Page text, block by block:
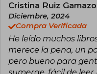
Cristina Ruiz Gamazo
Diciembre, 2024
Compra Verificada
He leído muchos
merece la pena, un
pero bueno para